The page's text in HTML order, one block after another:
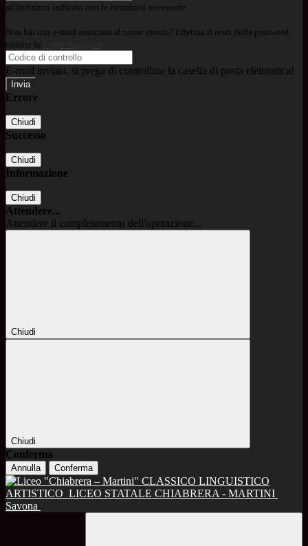
all'indirizzo indicato con le istruzioni necessarie.
Non hai una e-mail associata al nome utente? Effettua il reset della password
tramite la
E-mail inviata, si prega di controllare la casella di posta elettronica!
Errore
Chiudi
Successo
Chiudi
Informazione
Chiudi
Attendere...
Attendere il completamento dell'operazione...
Chiudi
Chiudi
Conferma
Annulla Conferma
CLASSICO LINGUISTICO
ARTISTICO LICEO STATALE CHIABRERA - MARTINI
Savona